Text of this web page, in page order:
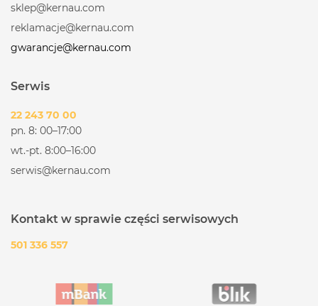
sklep@kernau.com
reklamacje@kernau.com
gwarancje@kernau.com
Serwis
22 243 70 00
pn. 8: 00–17:00
wt.-pt. 8:00–16:00
serwis@kernau.com
Kontakt w sprawie części serwisowych
501 336 557